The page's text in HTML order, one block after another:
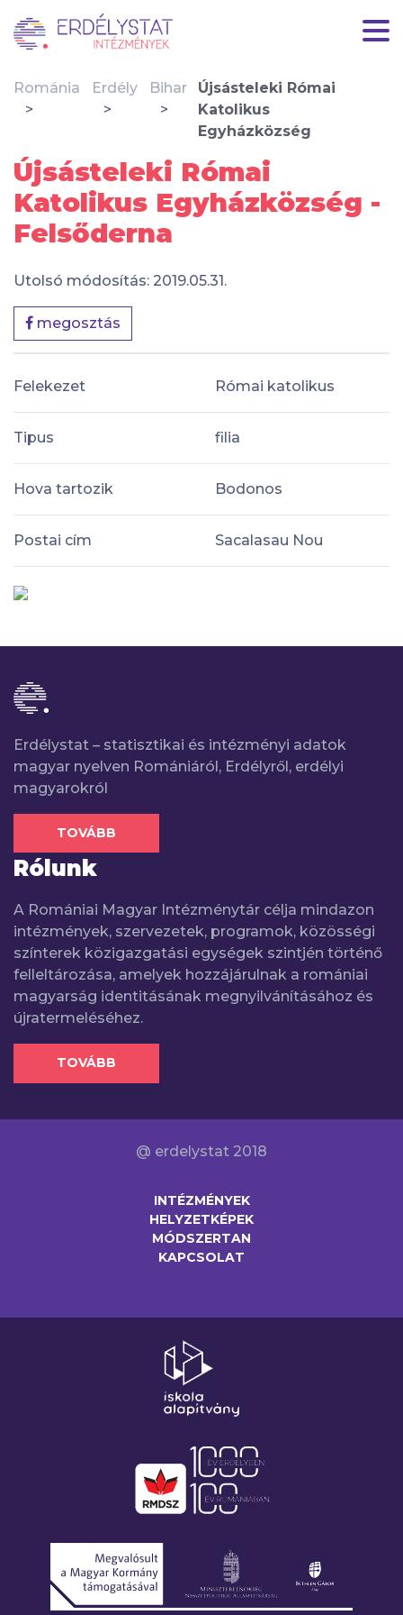
Románia Erdély Bihar
Újsásteleki Római
Katolikus
Egyházközség
Újsásteleki Római
Katolikus Egyházközség -
Felsőderna
Utolsó módosítás: 2019.05.31.
megosztás
Felekezet Római katolikus
Tipus filia
Hova tartozik Bodonos
Postai cím Sacalasau Nou
Erdélystat – statisztikai és intézményi adatok
magyar nyelven Romániáról, Erdélyről, erdélyi
magyarokról
TOVÁBB
Rólunk
A Romániai Magyar Intézménytár célja mindazon
intézmények, szervezetek, programok, közösségi
színterek közigazgatási egységek szintjén történő
felleltározása, amelyek hozzájárulnak a romániai
magyarság identitásának megnyilvánításához és
újratermeléséhez.
TOVÁBB
@ erdelystat 2018
INTÉZMÉNYEK
HELYZETKÉPEK
MÓDSZERTAN
KAPCSOLAT